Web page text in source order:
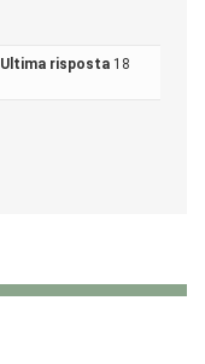
Ultima risposta 18